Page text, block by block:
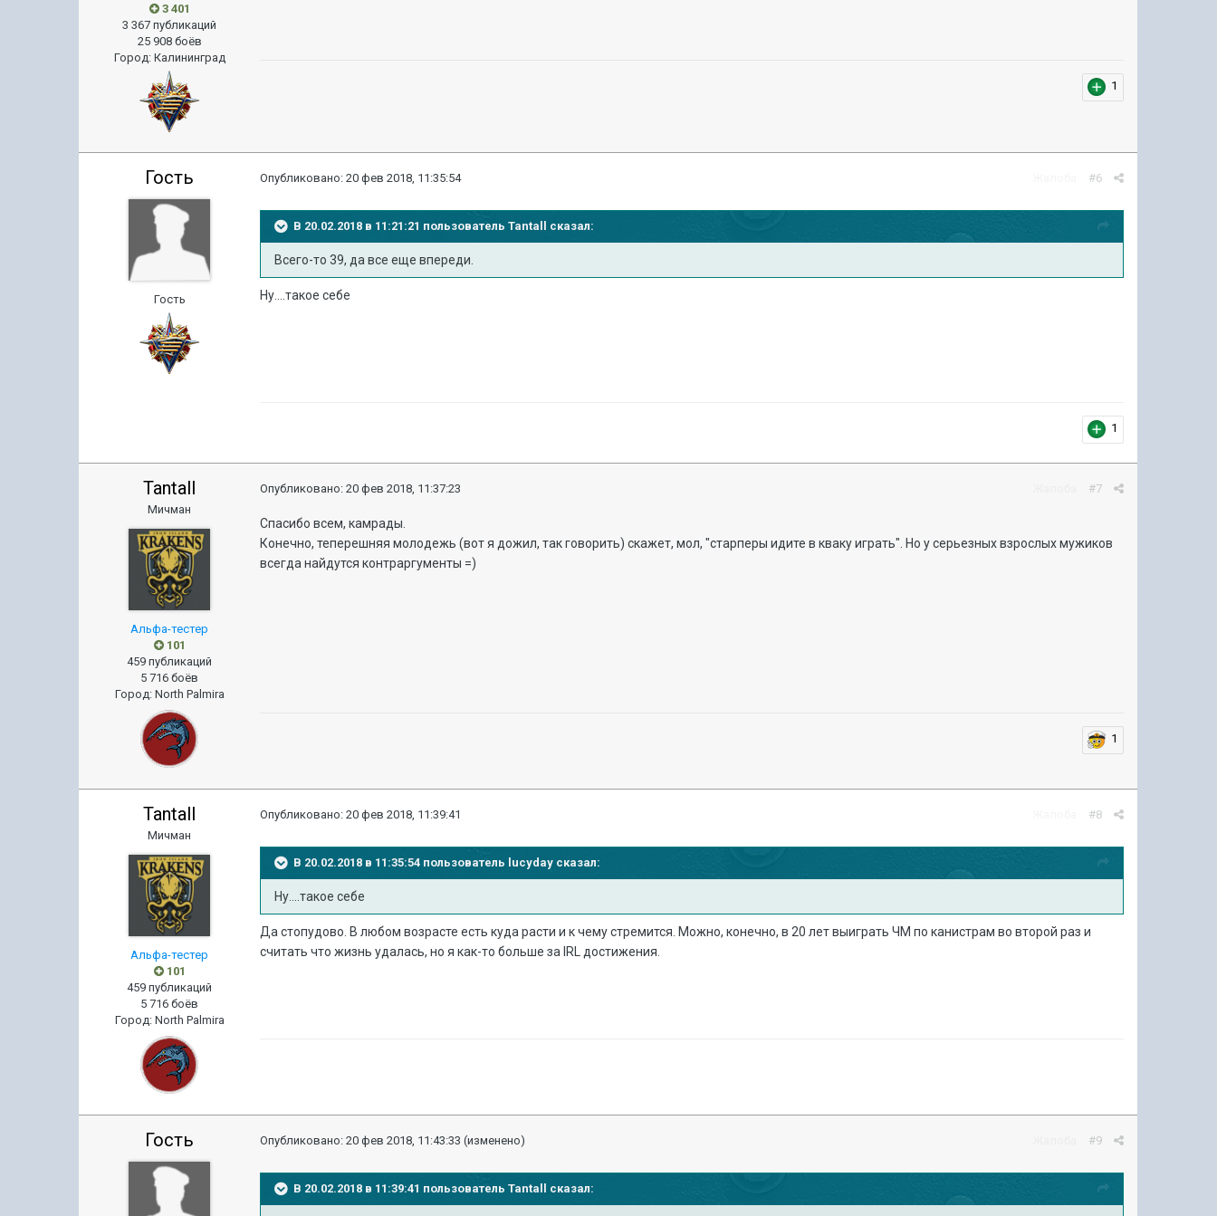
3 401
3 367 публикаций
25 908 боёв
Город: Калининград
1
Гость
Гость
#6
Опубликовано:20 фев 2018, 11:35:54
В 20.02.2018 в 11:21:21 пользовательTantall сказал:
Всего-то 39, да все еще впереди.
Ну....такое себе
1
Tantall
Мичман
Альфа-тестер
101
459 публикаций
5 716 боёв
Город: North Palmira
#7
Опубликовано:20 фев 2018, 11:37:23
Спасибо всем, камрады.
Конечно, теперешняя молодежь (вот я дожил, так говорить) скажет, мол, "старперы идите в кваку играть". Но у серьезных взрослых мужиков
всегда найдутся контраргументы =)
1
Tantall
Мичман
Альфа-тестер
101
459 публикаций
5 716 боёв
Город: North Palmira
#8
Опубликовано:20 фев 2018, 11:39:41
В 20.02.2018 в 11:35:54 пользователь lucyday сказал:
Ну....такое себе
Да стопудово. В любом возрасте есть куда расти и к чему стремится. Можно, конечно, в 20 лет выиграть ЧМ по канистрам во второй раз и
считать что жизнь удалась, но я как-то больше за IRL достижения.
Гость #9
Опубликовано:20 фев 2018, 11:43:33 (изменено)
В 20.02.2018 в 11:39:41 пользовательTantall сказал: